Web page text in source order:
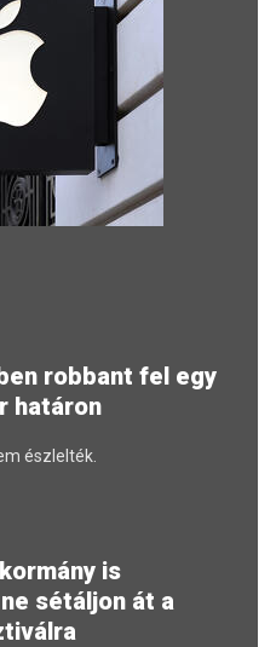
robbant fel egy
határon
észlelték.
is
sétáljon át a